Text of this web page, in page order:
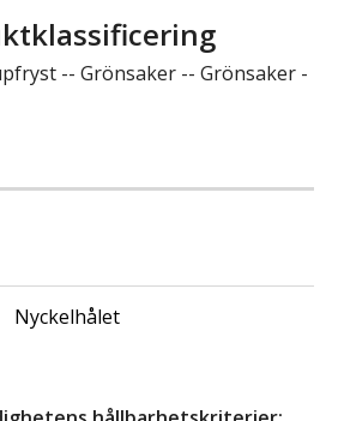
-- Grönsaker -- Grönsaker -
Nyckelhålet